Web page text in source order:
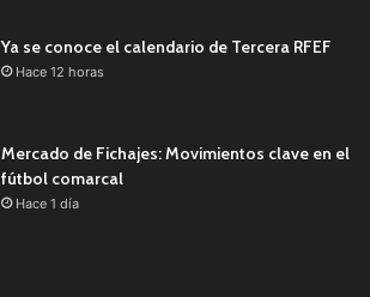
Ya se conoce el calendario de Tercera RFEF
Hace 12 horas
Mercado de Fichajes: Movimientos clave en el
fútbol comarcal
Hace 1 día